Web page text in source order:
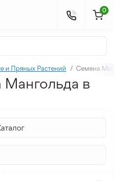
0
и Пряных Растений Семена
Мангольда в